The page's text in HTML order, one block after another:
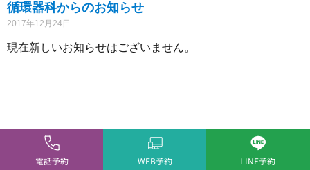
循環器科からのお知らせ
2017年12月24日
現在新しいお知らせはございません。
電話予約 WEB予約 LINE予約